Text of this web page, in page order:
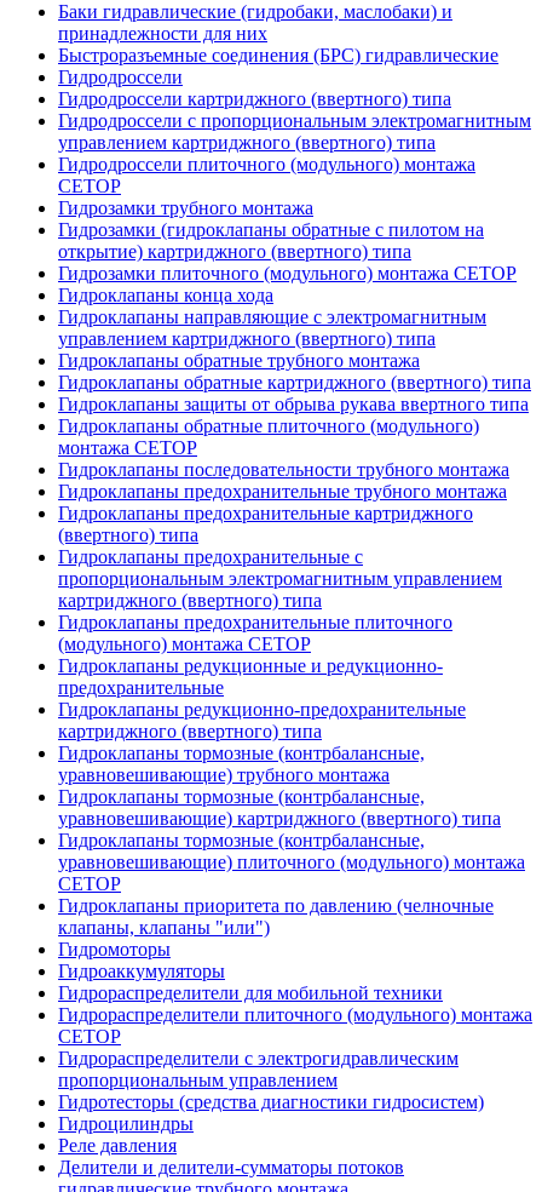
Баки гидравлические (гидробаки, маслобаки) и
принадлежности для них
Быстроразъемные соединения (БРС) гидравлические
Гидродроссели
Гидродроссели картриджного (ввертного) типа
Гидродроссели с пропорциональным электромагнитным
управлением картриджного (ввертного) типа
Гидродроссели плиточного (модульного) монтажа
CETOP
Гидрозамки трубного монтажа
Гидрозамки (гидроклапаны обратные с пилотом на
открытие) картриджного (ввертного) типа
Гидрозамки плиточного (модульного) монтажа CETOP
Гидроклапаны конца хода
Гидроклапаны направляющие с электромагнитным
управлением картриджного (ввертного) типа
Гидроклапаны обратные трубного монтажа
Гидроклапаны обратные картриджного (ввертного) типа
Гидроклапаны защиты от обрыва рукава ввертного типа
Гидроклапаны обратные плиточного (модульного)
монтажа CETOP
Гидроклапаны последовательности трубного монтажа
Гидроклапаны предохранительные трубного монтажа
Гидроклапаны предохранительные картриджного
(ввертного) типа
Гидроклапаны предохранительные с
пропорциональным электромагнитным управлением
картриджного (ввертного) типа
Гидроклапаны предохранительные плиточного
(модульного) монтажа CETOP
Гидроклапаны редукционные и редукционно-
предохранительные
Гидроклапаны редукционно-предохранительные
картриджного (ввертного) типа
Гидроклапаны тормозные (контрбалансные,
уравновешивающие) трубного монтажа
Гидроклапаны тормозные (контрбалансные,
уравновешивающие) картриджного (ввертного) типа
Гидроклапаны тормозные (контрбалансные,
уравновешивающие) плиточного (модульного) монтажа
CETOP
Гидроклапаны приоритета по давлению (челночные
клапаны, клапаны "или")
Гидромоторы
Гидроаккумуляторы
Гидрораспределители для мобильной техники
Гидрораспределители плиточного (модульного) монтажа
СЕТОР
Гидрораспределители с электрогидравлическим
пропорциональным управлением
Гидротесторы (средства диагностики гидросистем)
Гидроцилиндры
Реле давления
Делители и делители-сумматоры потоков